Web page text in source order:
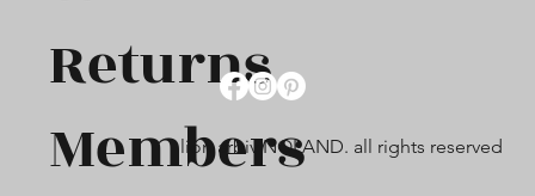
Returns
Memberslion arbiv NOLAND. all rights reserved